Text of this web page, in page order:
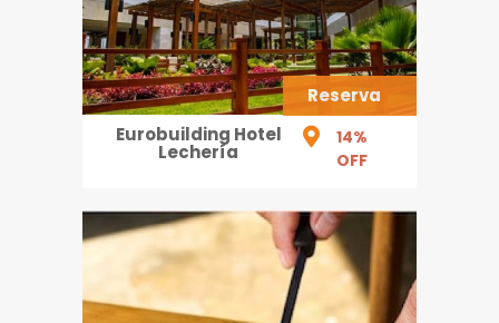
Reserva
Eurobuilding Hotel
Lechería
14%
OFF